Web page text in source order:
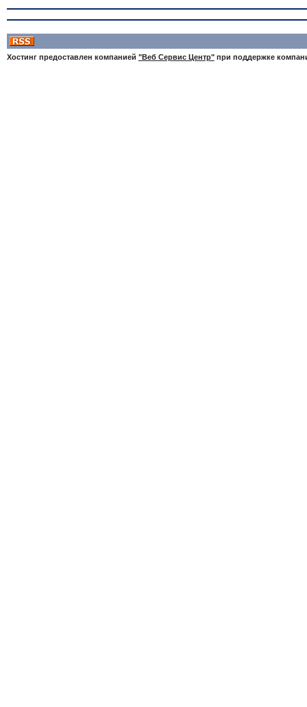
Хостинг предоставлен компанией "Веб Сервис Центр"при поддержке